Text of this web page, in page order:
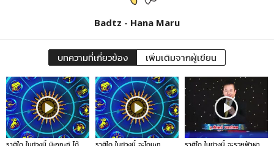
Badtz - Hana Maru
บทความที่เกี่ยวข้อง เพิ่มเติมจากผู้เขียน